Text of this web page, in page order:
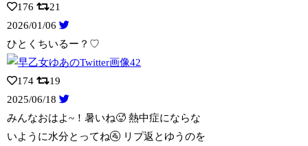
176
21
2026/01/06
ひとくちいるー？♡
174
19
2025/06/18
みんなおはよ~！暑いね🥵 熱中症にならな
いように水分とってね🚰 リプ返とゆうのを